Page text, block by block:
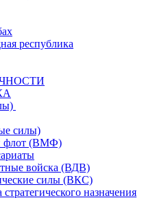
республика
силы)
флот (ВМФ)
войска (ВДВ)
силы (ВКС)
назначения